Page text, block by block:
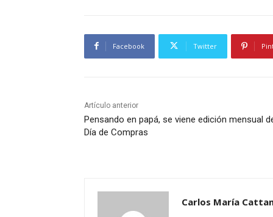
Facebook Twitter
Artículo anterior
Pensando en papá, se viene edición mensual
Día de Compras
Carlos María